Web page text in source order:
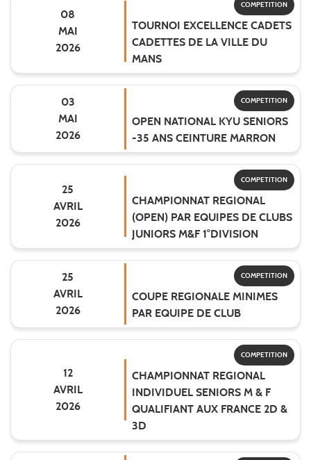
08
MAI
2026
COMPETITION
TOURNOI EXCELLENCE CADETS
CADETTES DE LA VILLE DU
MANS
03
MAI
2026
COMPETITION
OPEN NATIONAL KYU SENIORS
-35 ANS CEINTURE MARRON
25
AVRIL
2026
COMPETITION
CHAMPIONNAT REGIONAL
(OPEN) PAR EQUIPES DE CLUBS
JUNIORS M&F 1°DIVISION
25
AVRIL
2026
COMPETITION
COUPE REGIONALE MINIMES
PAR EQUIPE DE CLUB
12
AVRIL
2026
COMPETITION
CHAMPIONNAT REGIONAL
INDIVIDUEL SENIORS M & F
QUALIFIANT AUX FRANCE 2D &
3D